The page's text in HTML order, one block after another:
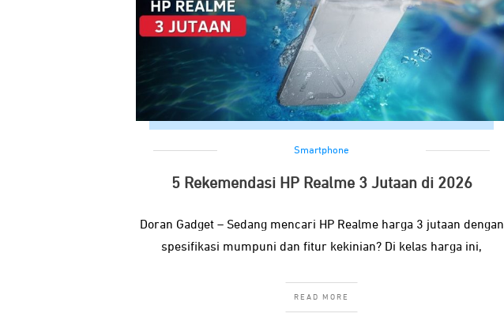
Smartphone
5 Rekemendasi HP Realme 3 Jutaan di 2026
Doran Gadget – Sedang mencari HP Realme harga 3 jutaan dengan
spesifikasi mumpuni dan fitur kekinian? Di kelas harga ini,
READ MORE